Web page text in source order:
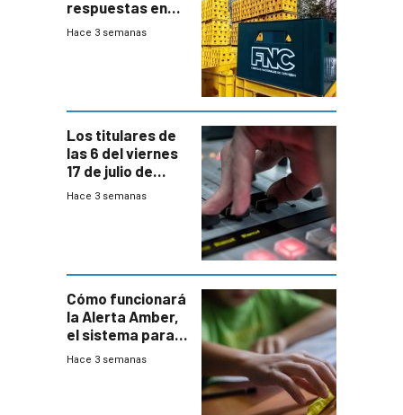
respuestas en
medio de
Hace 3 semanas
Los titulares de
las 6 del viernes
17 de julio de
2026
Hace 3 semanas
Cómo funcionará
la Alerta Amber,
el sistema para
la búsqueda
Hace 3 semanas